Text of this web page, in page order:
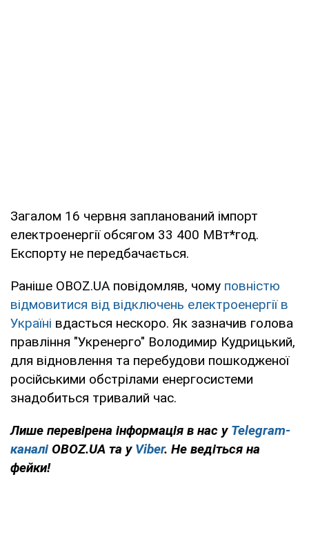
Загалом 16 червня запланований імпорт
електроенергії обсягом 33 400 МВт*год.
Експорту не передбачається.
Раніше OBOZ.UA повідомляв, чому повністю
відмовитися від відключень електроенергії в
Україні вдасться нескоро. Як зазначив голова
правління "Укренерго" Володимир Кудрицький,
для відновлення та перебудови пошкодженої
російськими обстрілами енергосистеми
знадобиться тривалий час.
Лише перевірена інформація в нас у Telegram-
каналі OBOZ.UA та у Viber. Не ведіться на
фейки!